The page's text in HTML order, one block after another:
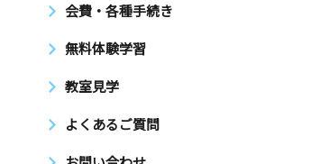
会費・各種手続き
無料体験学習
教室見学
よくあるご質問